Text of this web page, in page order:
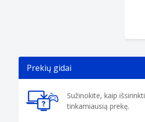
Prekių gidai
Sužinokite, kaip išsirinkti
tinkamiausią prekę.